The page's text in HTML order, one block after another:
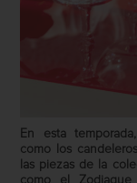
En esta
como los
las piezas de la